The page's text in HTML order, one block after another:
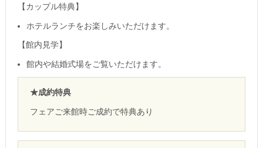
【カップル特典】
ホテルランチをお楽しみいただけます。
【館内見学】
館内や結婚式場をご覧いただけます。
★成約特典
フェアご来館時ご成約で特典あり